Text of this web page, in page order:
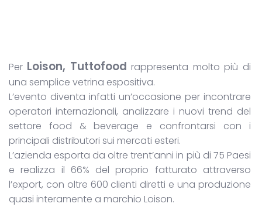
Per Loison, Tuttofood rappresenta molto più di
una semplice vetrina espositiva.
L’evento diventa infatti un’occasione per incontrare
operatori internazionali, analizzare i nuovi trend del
settore food & beverage e confrontarsi con i
principali distributori sui mercati esteri.
L’azienda esporta da oltre trent’anni in più di 75 Paesi
e realizza il 66% del proprio fatturato attraverso
l’export, con oltre 600 clienti diretti e una produzione
quasi interamente a marchio Loison.